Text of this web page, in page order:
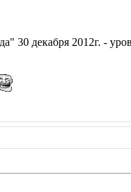
30 декабря 2012г. -